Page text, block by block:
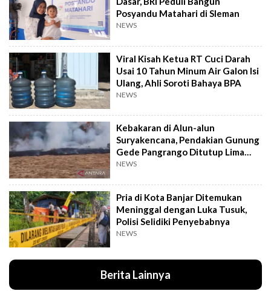
Posyandu Matahari di Sleman
NEWS
Viral Kisah Ketua RT Cuci Darah
Usai 10 Tahun Minum Air Galon Isi
Ulang, Ahli Soroti Bahaya BPA
NEWS
Kebakaran di Alun-alun
Suryakencana, Pendakian Gunung
Gede Pangrango Ditutup Lima
Hari
NEWS
Pria di Kota Banjar Ditemukan
Meninggal dengan Luka Tusuk,
Polisi Selidiki Penyebabnya
NEWS
Berita Lainnya